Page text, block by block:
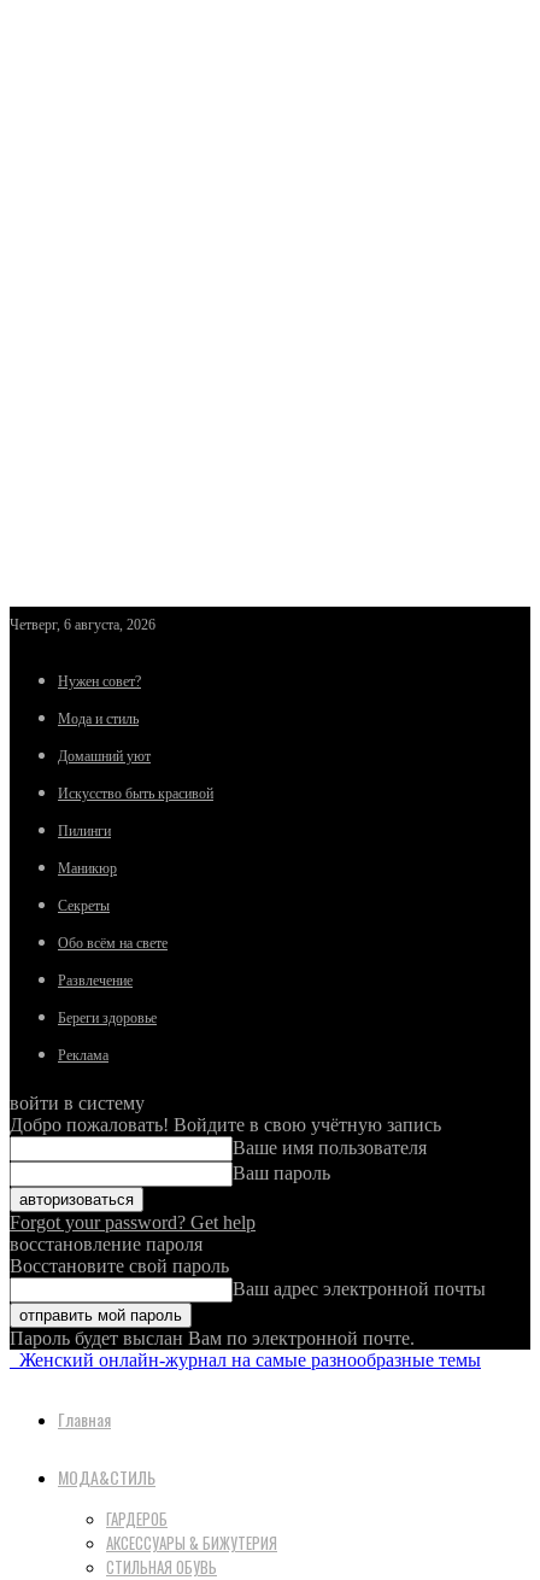
Четверг, 6 августа, 2026
Нужен совет?
Мода и стиль
Домашний уют
Искусство быть красивой
Пилинги
Маникюр
Секреты
Обо всём на свете
Развлечение
Береги здоровье
Реклама
войти в систему
Добро пожаловать! Войдите в свою учётную запись
Ваше имя пользователя
Ваш пароль
Forgot your password? Get help
восстановление пароля
Восстановите свой пароль
Ваш адрес электронной почты
Пароль будет выслан Вам по электронной почте.
Женский онлайн-журнал на самые разнообразные темы
Главная
МОДА&СТИЛЬ
ГАРДЕРОБ
АКСЕССУАРЫ & БИЖУТЕРИЯ
СТИЛЬНАЯ ОБУВЬ